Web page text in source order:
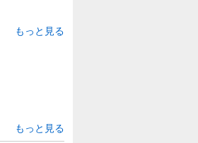
もっと見る
もっと見る